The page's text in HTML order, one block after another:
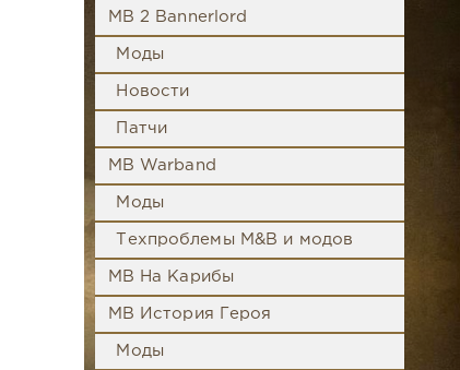
MB 2 Bannerlord
Моды
Новости
Патчи
MB Warband
Моды
Техпроблемы M&B и модов
MB На Карибы
MB История Героя
Моды